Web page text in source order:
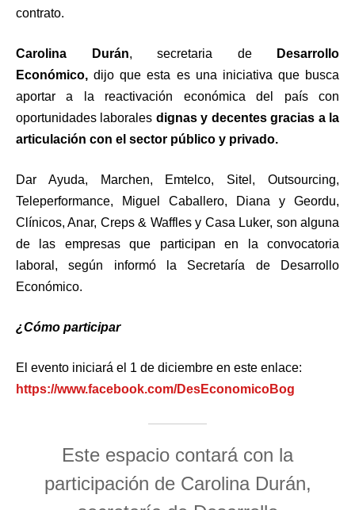
contrato.
Carolina Durán, secretaria de
Desarrollo
Económico, dijo que esta es una iniciativa que busca
aportar a la reactivación económica del país con
oportunidades laborales dignas y decentes gracias a la
articulación con el sector público y privado.
Dar Ayuda, Marchen, Emtelco, Sitel, Outsourcing,
Teleperformance, Miguel Caballero, Diana y Geordu,
Clínicos, Anar, Creps & Waffles y Casa Luker, son alguna
de las empresas que participan en la convocatoria
laboral, según informó la Secretaría de Desarrollo
Económico.
¿Cómo participar
El evento iniciará el 1 de diciembre en este enlace:
https://www.facebook.com/DesEconomicoBog
Este espacio contará con la
participación de Carolina Durán,